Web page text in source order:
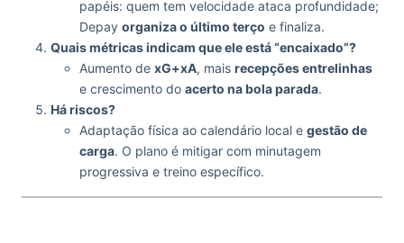
papéis: quem tem velocidade ataca profundidade;
Depay organiza o último terço e finaliza.
Quais métricas indicam que ele está “encaixado”?
Aumento de xG+xA, mais recepções entrelinhas
e crescimento do acerto na bola parada.
Há riscos?
Adaptação física ao calendário local e gestão de
carga. O plano é mitigar com minutagem
progressiva e treino específico.